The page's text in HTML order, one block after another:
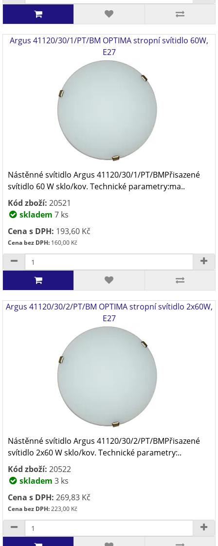
Argus 41120/30/1/PT/BM OPTIMA stropní svítidlo 60W,
E27
Nástěnné svítidlo Argus 41120/30/1/PT/BMPřisazené
svítidlo 60 W sklo/kov. Technické parametry:ma..
Kód zboží: 20521
skladem 7 ks
Cena s DPH: 193,60 Kč
Cena bez DPH: 160,00 Kč
Argus 41120/30/2/PT/BM OPTIMA stropní svítidlo 2x60W,
E27
Nástěnné svítidlo Argus 41120/30/2/PT/BMPřisazené
svítidlo 2x60 W sklo/kov. Technické parametry:..
Kód zboží: 20522
skladem 3 ks
Cena s DPH: 269,83 Kč
Cena bez DPH:223,00 Kč